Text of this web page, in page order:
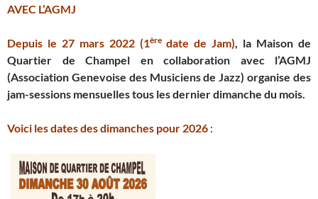
AVEC L’AGMJ
Depuis le 27 mars 2022 (1èredate de Jam), la Maison de
Quartier de Champel en collaboration avec l’AGMJ
(Association Genevoise des Musiciens de Jazz) organise des
jam-sessions mensuelles tous les dernier dimanche du mois.
Voici les dates des dimanches pour 2026 :